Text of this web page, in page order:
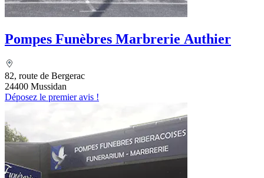
Pompes Funèbres Marbrerie Authier
82, route de Bergerac
24400 Mussidan
Déposez le premier avis !